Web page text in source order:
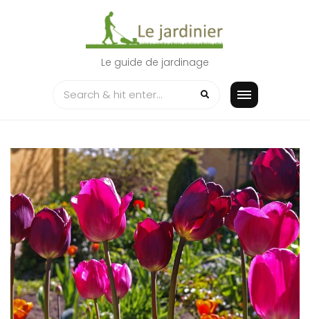
Le guide de jardinage